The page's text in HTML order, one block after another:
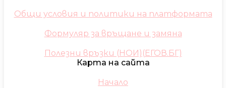
Общи условия и политики на платформата
Формуляр за връщане и замяна
Полезни връзки (НОИ)(ЕГОВ.БГ)
Карта на сайта
Начало